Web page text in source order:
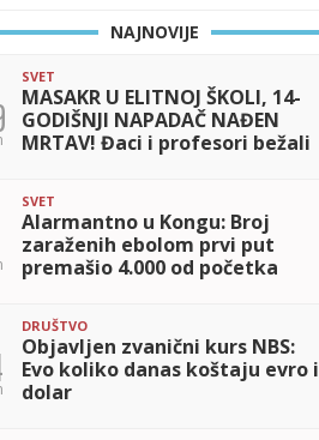
NAJNOVIJE
SVET
MASAKR U ELITNOJ ŠKOLI, 14-
GODIŠNJI NAPADAČ NAĐEN
MRTAV! Đaci i profesori bežali
ranjenih (FOTO+V
SVET
Alarmantno u Kongu: Broj
zaraženih ebolom prvi put
premašio 4.000 od početka
DRUŠTVO
Objavljen zvanični kurs NBS:
Evo koliko danas koštaju evro i
dolar